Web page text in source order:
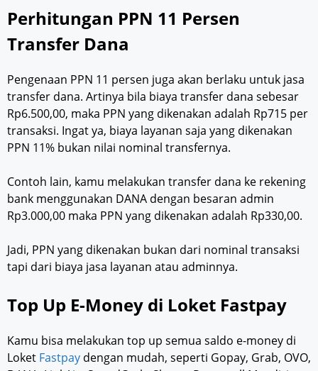
Perhitungan PPN 11 Persen
Transfer Dana
Pengenaan PPN 11 persen juga akan berlaku untuk jasa
transfer dana. Artinya bila biaya transfer dana sebesar
Rp6.500,00, maka PPN yang dikenakan adalah Rp715 per
transaksi. Ingat ya, biaya layanan saja yang dikenakan
PPN 11% bukan nilai nominal transfernya.
Contoh lain, kamu melakukan transfer dana ke rekening
bank menggunakan DANA dengan besaran admin
Rp3.000,00 maka PPN yang dikenakan adalah Rp330,00.
Jadi, PPN yang dikenakan bukan dari nominal transaksi
tapi dari biaya jasa layanan atau adminnya.
Top Up E-Money di Loket Fastpay
Kamu bisa melakukan top up semua saldo e-money di
Loket Fastpay dengan mudah, seperti Gopay, Grab, OVO,